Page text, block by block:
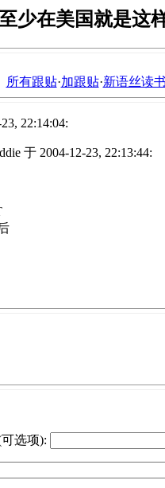
至少在美国就是这
所有跟贴·加跟贴·新语丝读
22:14:04:
于 2004-12-23, 22:13:44:
选项):